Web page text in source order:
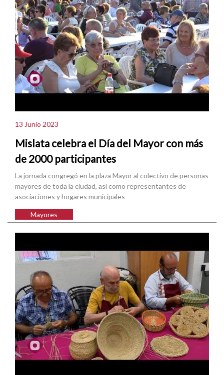
13 Junio 2023
Mislata celebra el Día del Mayor con más
de 2000 participantes
La jornada congregó en la plaza Mayor al colectivo de personas
mayores de toda la ciudad, así como representantes de
asociaciones y hogares municipales
Mayores